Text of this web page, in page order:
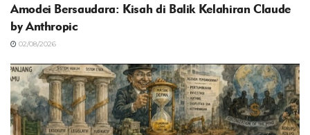
Amodei Bersaudara: Kisah di Balik Kelahiran Claude
by Anthropic
02/08/2026